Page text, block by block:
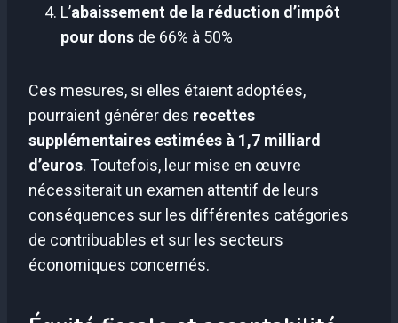
L’abaissement de la réduction d’impôt
pour dons de 66% à 50%
Ces mesures, si elles étaient adoptées,
pourraient générer des recettes
supplémentaires estimées à 1,7 milliard
d’euros. Toutefois, leur mise en œuvre
nécessiterait un examen attentif de leurs
conséquences sur les différentes catégories
de contribuables et sur les secteurs
économiques concernés.